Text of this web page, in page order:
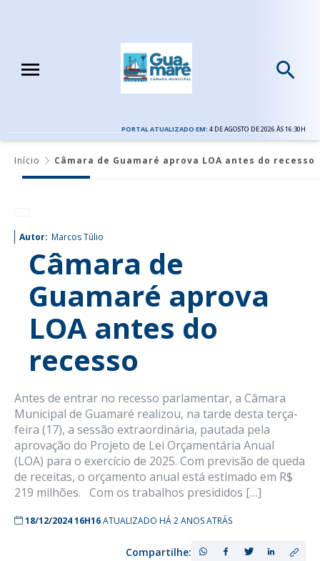
PORTAL ATUALIZADO EM: 4 DE AGOSTO DE 2026 ÀS 16:30H
Início Câmara de Guamaré aprova LOA antes do recesso
Autor: Marcos Túlio
Câmara de
Guamaré aprova
LOA antes do
recesso
Antes de entrar no recesso parlamentar, a Câmara
Municipal de Guamaré realizou, na tarde desta terça-
feira (17), a sessão extraordinária, pautada pela
aprovação do Projeto de Lei Orçamentária Anual
(LOA) para o exercício de 2025. Com previsão de queda
de receitas, o orçamento anual está estimado em R$
219 milhões. Com os trabalhos presididos […]
18/12/2024 16H16ATUALIZADO HÁ 2 ANOS ATRÁS
Compartilhe: